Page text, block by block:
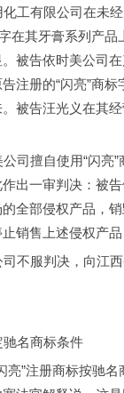
工有限公司在未
在其牙膏系列产
被告依时美公司
注册的“闪亮”商
被告汪光义在其
司擅自使用“闪亮
出一审判决：被
全部侵权产品，
销售上述侵权产品
不服判决，向江
名商标条件
”注册商标按驰